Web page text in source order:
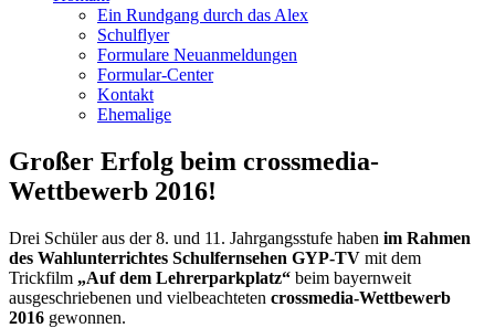
Ein Rundgang durch das Alex
Schulflyer
Formulare Neuanmeldungen
Formular-Center
Kontakt
Ehemalige
Großer Erfolg beim crossmedia-
Wettbewerb 2016!
Drei Schüler aus der 8. und 11. Jahrgangsstufe haben im Rahmen
des Wahlunterrichtes Schulfernsehen GYP-TV mit dem
Trickfilm „Auf dem Lehrerparkplatz“ beim bayernweit
ausgeschriebenen und vielbeachteten crossmedia-Wettbewerb
2016 gewonnen.